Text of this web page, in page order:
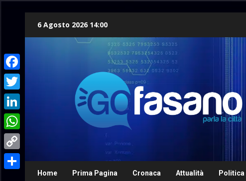
6 Agosto 2026 14:00
Home Prima Pagina Cronaca Attualità Politica
Facebook
Twitter
LinkedIn
WhatsApp
Copy